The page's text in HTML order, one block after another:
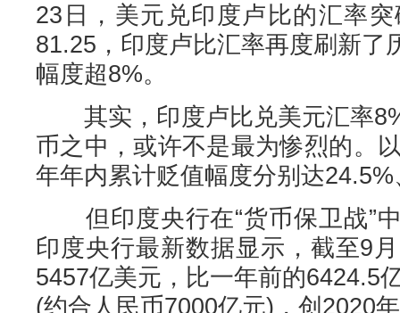
23日，美元兑印度卢比的汇率
81.25，印度卢比汇率再度刷新了
幅度超8%。
其实，印度卢比兑美元汇率
币之中，或许不是最为惨烈的。
年年内累计贬值幅度分别达
但印度央行在“货币保卫战”
印度央行最新数据显示，截至9
5457亿美元，比一年前的6424.5
(约合人民币7000亿元)，创2020